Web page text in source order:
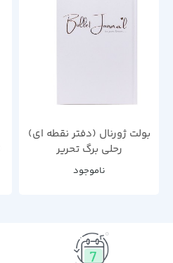
بولت ژورنال (دفتر نقطه ای)
رحلی برگ تحریر
ناموجود